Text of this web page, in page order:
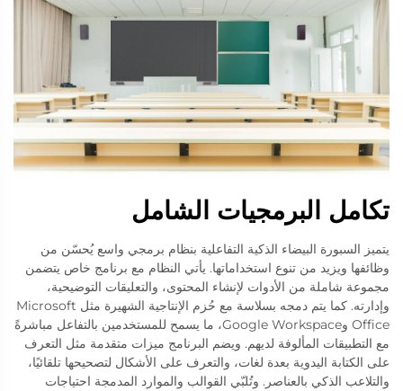
تكامل البرمجيات الشامل
يتميز السبورة البيضاء الذكية التفاعلية بنظام برمجي واسع يُحسّن من
وظائفها ويزيد من تنوع استخداماتها. يأتي النظام مع برنامج خاص يتضمن
مجموعة شاملة من الأدوات لإنشاء المحتوى، والتعليقات التوضيحية،
وإدارته. كما يتم دمجه بسلاسة مع حُزم الإنتاجية الشهيرة مثل Microsoft
Office وGoogle Workspace، ما يسمح للمستخدمين بالتفاعل مباشرةً
مع التطبيقات المألوفة لديهم. ويضم البرنامج ميزات متقدمة مثل التعرف
على الكتابة اليدوية بعدة لغات، والتعرف على الأشكال لتصحيحها تلقائيًا،
والتلاعب الذكي بالعناصر. وتُلبّي القوالب والموارد المدمجة احتياجات